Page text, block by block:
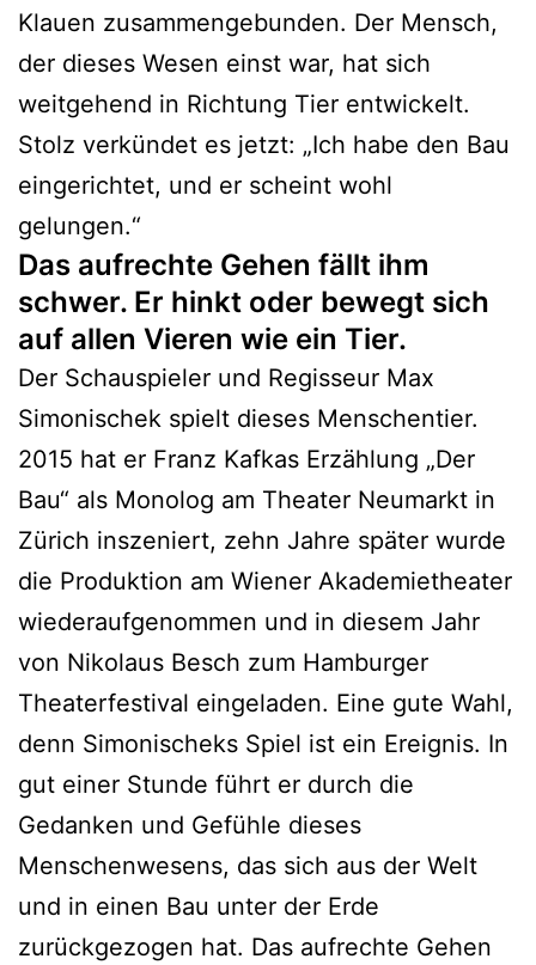
Klauen zusammengebunden. Der Mensch,
der dieses Wesen einst war, hat sich
weitgehend in Richtung Tier entwickelt.
Stolz verkündet es jetzt: „Ich habe den Bau
eingerichtet, und er scheint wohl
gelungen.“
Das aufrechte Gehen fällt ihm
schwer. Er hinkt oder bewegt sich
auf allen Vieren wie ein Tier.
Der Schauspieler und Regisseur Max
Simonischek spielt dieses Menschentier.
2015 hat er Franz Kafkas Erzählung „Der
Bau“ als Monolog am Theater Neumarkt in
Zürich inszeniert, zehn Jahre später wurde
die Produktion am Wiener Akademietheater
wiederaufgenommen und in diesem Jahr
von Nikolaus Besch zum Hamburger
Theaterfestival eingeladen. Eine gute Wahl,
denn Simonischeks Spiel ist ein Ereignis. In
gut einer Stunde führt er durch die
Gedanken und Gefühle dieses
Menschenwesens, das sich aus der Welt
und in einen Bau unter der Erde
zurückgezogen hat. Das aufrechte Gehen